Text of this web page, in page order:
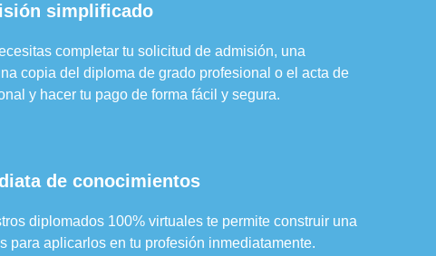
simplificado
completar tu solicitud de admisión, una
copia del diploma de grado profesional o el acta de
y hacer tu pago de forma fácil y segura.
de conocimientos
diplomados 100% virtuales te permite construir una
para aplicarlos en tu profesión inmediatamente.